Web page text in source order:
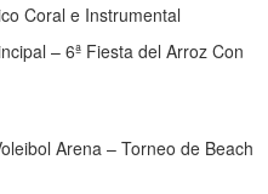
Coral e Instrumental
– 6ª Fiesta del Arroz Con
Arena – Torneo de Beach